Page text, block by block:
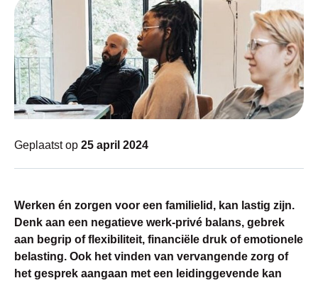
Geplaatst op 25 april 2024
Werken én zorgen voor een familielid, kan lastig zijn.
Denk aan een negatieve werk-privé balans, gebrek
aan begrip of flexibiliteit, financiële druk of emotionele
belasting. Ook het vinden van vervangende zorg of
het gesprek aangaan met een leidinggevende kan